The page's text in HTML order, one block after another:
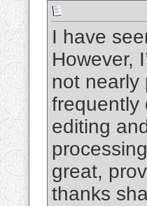
I have
However,
not nearly
frequently
editing
great,
thanks